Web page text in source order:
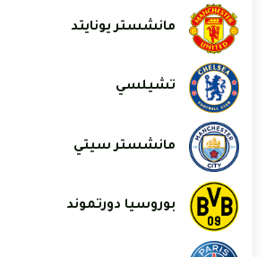
مانشستر يونايتد
تشيلسي
مانشستر سيتي
بوروسيا دورتموند